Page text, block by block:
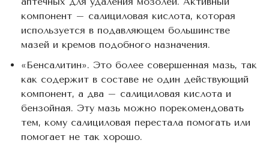
компонент – салициловая кислота, которая
используется в подавляющем большинстве
мазей и кремов подобного назначения.
«Бенсалитин». Это более совершенная мазь, так
как содержит в составе не один действующий
компонент, а два – салициловая кислота и
бензойная. Эту мазь можно порекомендовать
тем, кому салициловая перестала помогать или
помогает не так хорошо.